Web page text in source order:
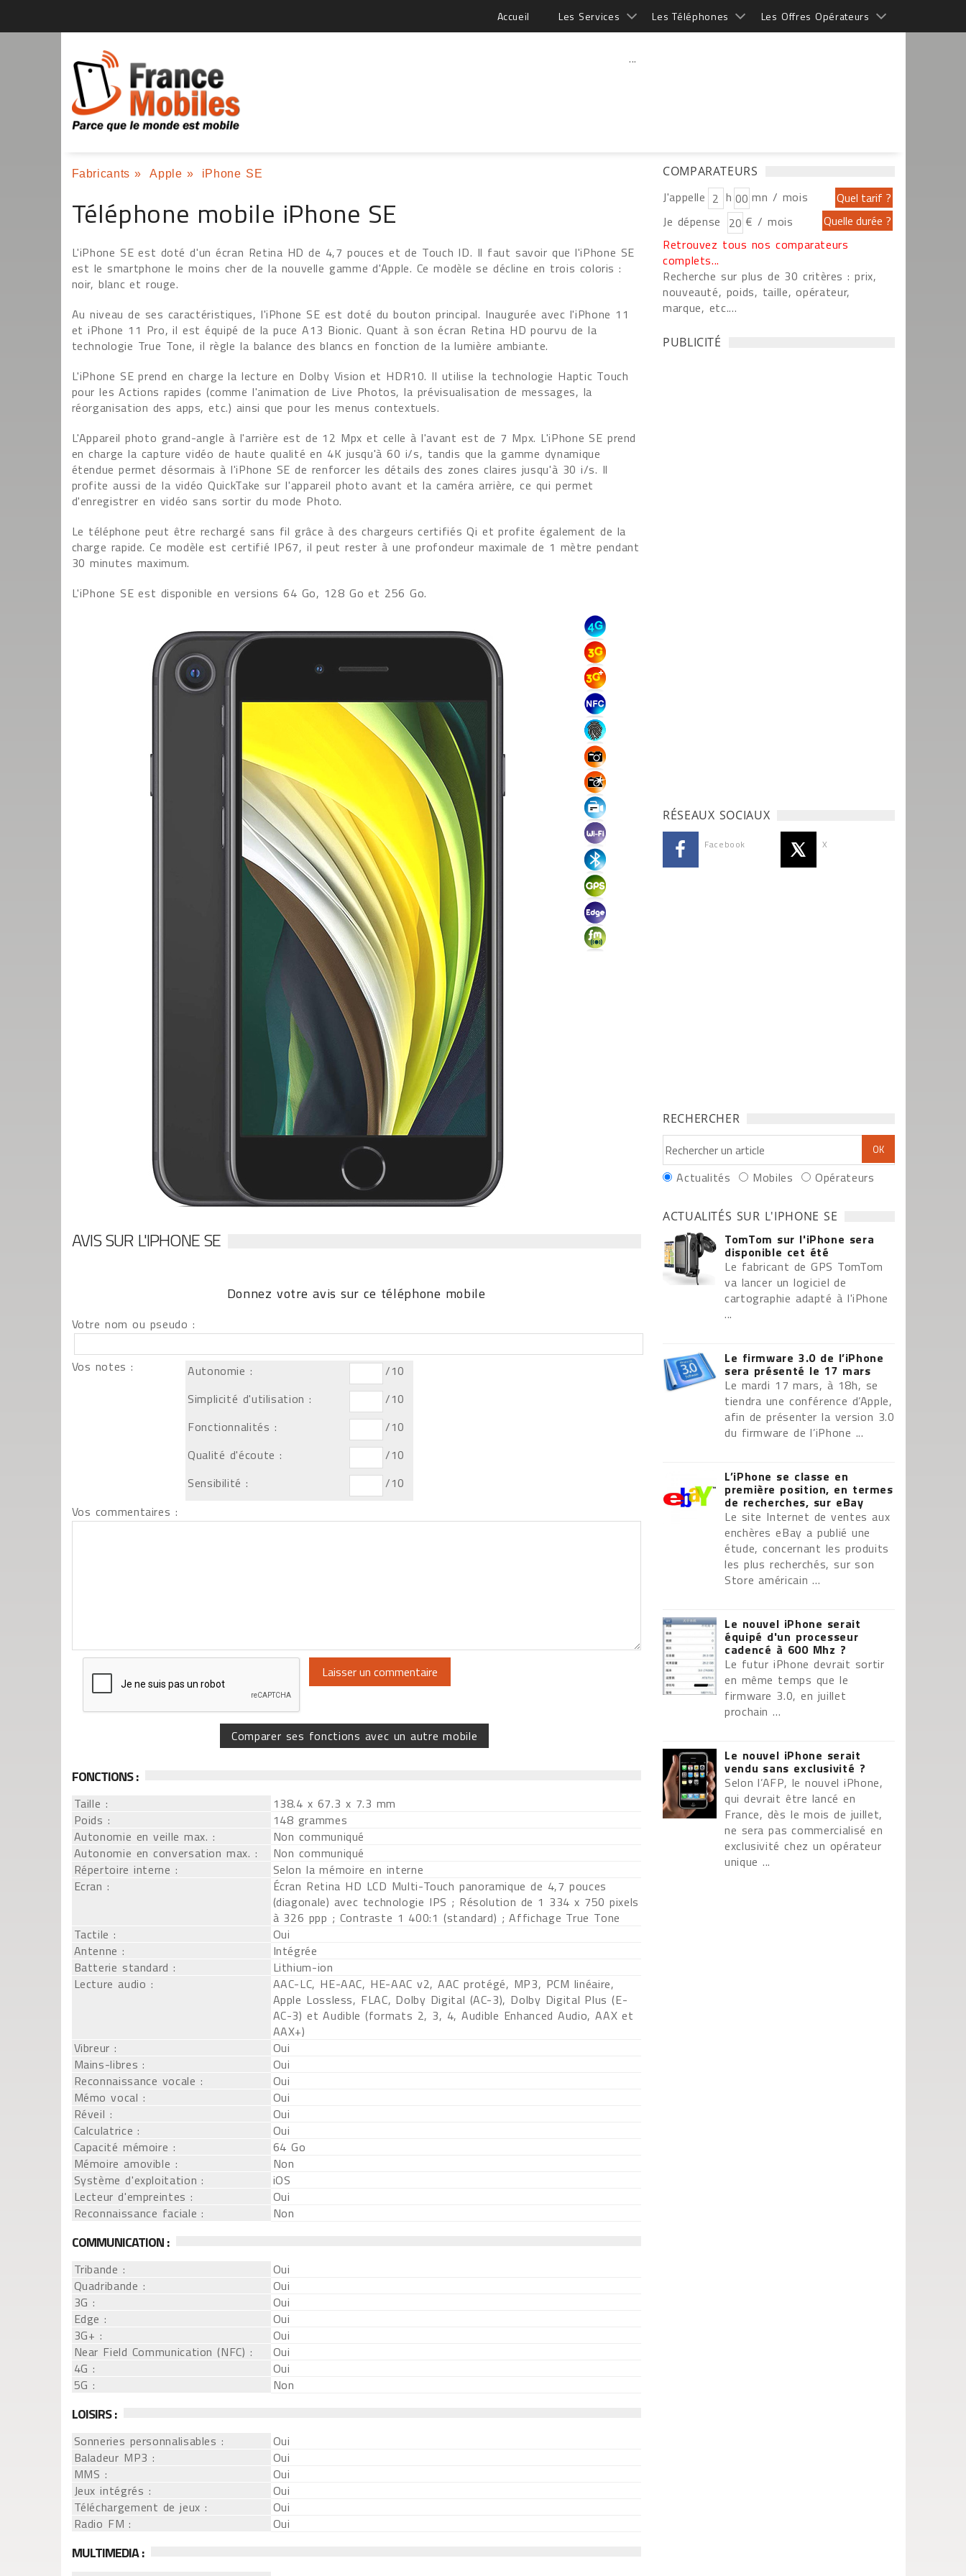
Accueil Les Services Les Téléphones Les Offres Opérateurs
...
Fabricants » Apple » iPhone SE
Téléphone mobile iPhone SE
L'iPhone SE est doté d'un écran Retina HD de 4,7 pouces et de Touch ID. Il faut savoir que l'iPhone SE
est le smartphone le moins cher de la nouvelle gamme d'Apple. Ce modèle se décline en trois coloris :
noir, blanc et rouge.
Au niveau de ses caractéristiques, l'iPhone SE est doté du bouton principal. Inaugurée avec l'iPhone 11
et iPhone 11 Pro, il est équipé de la puce A13 Bionic. Quant à son écran Retina HD pourvu de la
technologie True Tone, il règle la balance des blancs en fonction de la lumière ambiante.
L'iPhone SE prend en charge la lecture en Dolby Vision et HDR10. Il utilise la technologie Haptic Touch
pour les Actions rapides (comme l'animation de Live Photos, la prévisualisation de messages, la
réorganisation des apps, etc.) ainsi que pour les menus contextuels.
L'Appareil photo grand-angle à l'arrière est de 12 Mpx et celle à l'avant est de 7 Mpx. L'iPhone SE prend
en charge la capture vidéo de haute qualité en 4K jusqu'à 60 i/s, tandis que la gamme dynamique
étendue permet désormais à l'iPhone SE de renforcer les détails des zones claires jusqu'à 30 i/s. Il
profite aussi de la vidéo QuickTake sur l'appareil photo avant et la caméra arrière, ce qui permet
d'enregistrer en vidéo sans sortir du mode Photo.
Le téléphone peut être rechargé sans fil grâce à des chargeurs certifiés Qi et profite également de la
charge rapide. Ce modèle est certifié IP67, il peut rester à une profondeur maximale de 1 mètre pendant
30 minutes maximum.
L'iPhone SE est disponible en versions 64 Go, 128 Go et 256 Go.
AVIS SUR L'IPHONE SE
Donnez votre avis sur ce téléphone mobile
Votre nom ou pseudo :
Vos notes : Autonomie :
/10
Simplicité d'utilisation :
/10
Fonctionnalités :
/10
Qualité d'écoute :
/10
Sensibilité :
/10
Vos commentaires :
Comparer ses fonctions avec un autre mobile
FONCTIONS :
Taille :
138.4 x 67.3 x 7.3 mm
Poids :
148 grammes
Autonomie en veille max. :
Non communiqué
Autonomie en conversation max. :
Non communiqué
Répertoire interne :
Selon la mémoire en interne
Ecran :
Écran Retina HD LCD Multi-Touch panoramique de 4,7 pouces
(diagonale) avec technologie IPS ; Résolution de 1 334 x 750 pixels
à 326 ppp ; Contraste 1 400:1 (standard) ; Affichage True Tone
Tactile :
Oui
Antenne :
Intégrée
Batterie standard :
Lithium-ion
Lecture audio :
AAC-LC, HE-AAC, HE-AAC v2, AAC protégé, MP3, PCM linéaire,
Apple Lossless, FLAC, Dolby Digital (AC-3), Dolby Digital Plus (E-
AC-3) et Audible (formats 2, 3, 4, Audible Enhanced Audio, AAX et
AAX+)
Vibreur :
Oui
Mains-libres :
Oui
Reconnaissance vocale :
Oui
Mémo vocal :
Oui
Réveil :
Oui
Calculatrice :
Oui
Capacité mémoire :
64 Go
Mémoire amovible :
Non
Système d'exploitation :
iOS
Lecteur d'empreintes :
Oui
Reconnaissance faciale :
Non
COMMUNICATION :
Tribande :
Oui
Quadribande :
Oui
3G :
Oui
Edge :
Oui
3G+ :
Oui
Near Field Communication (NFC) :
Oui
4G :
Oui
5G :
Non
LOISIRS :
Sonneries personnalisables :
Oui
Baladeur MP3 :
Oui
MMS :
Oui
Jeux intégrés :
Oui
Téléchargement de jeux :
Oui
Radio FM :
Oui
MULTIMEDIA :
COMPARATEURS
J'appelle h
mn / mois
Je dépense
€ / mois
Retrouvez tous nos comparateurs
complets...
Recherche sur plus de 30 critères : prix,
nouveauté, poids, taille, opérateur,
marque, etc....
PUBLICITÉ
RÉSEAUX SOCIAUX
Facebook X
RECHERCHER
Actualités Mobiles Opérateurs
ACTUALITÉS SUR L'IPHONE SE
TomTom sur l'iPhone sera
disponible cet été
Le fabricant de GPS TomTom
va lancer un logiciel de
cartographie adapté à l'iPhone
...
Le firmware 3.0 de l’iPhone
sera présenté le 17 mars
Le mardi 17 mars, à 18h, se
tiendra une conférence d’Apple,
afin de présenter la version 3.0
du firmware de l’iPhone ...
L’iPhone se classe en
première position, en termes
de recherches, sur eBay
Le site Internet de ventes aux
enchères eBay a publié une
étude, concernant les produits
les plus recherchés, sur son
Store américain ...
Le nouvel iPhone serait
équipé d'un processeur
cadencé à 600 Mhz ?
Le futur iPhone devrait sortir
en même temps que le
firmware 3.0, en juillet
prochain ...
Le nouvel iPhone serait
vendu sans exclusivité ?
Selon l’AFP, le nouvel iPhone,
qui devrait être lancé en
France, dès le mois de juillet,
ne sera pas commercialisé en
exclusivité chez un opérateur
unique ...